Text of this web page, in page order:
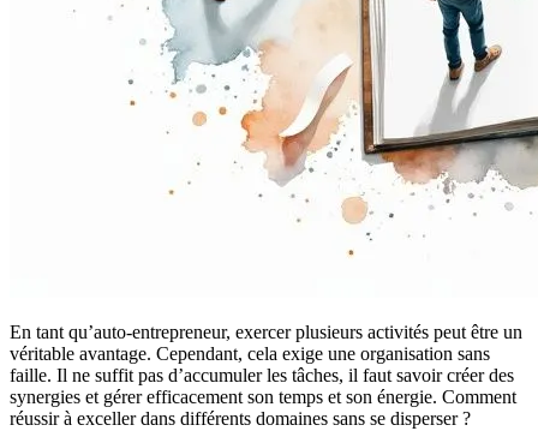
En tant qu’auto-entrepreneur, exercer plusieurs activités peut être un
véritable avantage. Cependant, cela exige une organisation sans
faille. Il ne suffit pas d’accumuler les tâches, il faut savoir créer des
synergies et gérer efficacement son temps et son énergie. Comment
réussir à exceller dans différents domaines sans se disperser ?